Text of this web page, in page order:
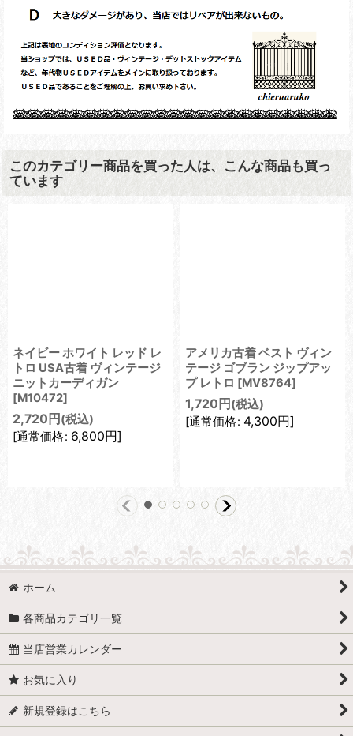
このカテゴリー商品を買った人は、こんな商品も買っ
ています
ネイビー ホワイト レッド レ
トロ USA古着 ヴィンテージ
ニットカーディガン
[M10472]
2,720 円 (税込)
[通常価格: 6,800円]
アメリカ古着 ベスト ヴィン
テージ ゴブラン ジップアッ
プ レトロ [MV8764]
1,720 円 (税込)
[通常価格: 4,300円]
ホーム
各商品カテゴリ一覧
当店営業カレンダー
お気に入り
新規登録はこちら